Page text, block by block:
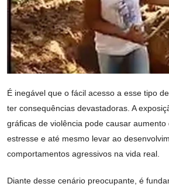
É inegável que o fácil acesso a esse tipo
ter consequências devastadoras. A
gráficas de violência pode causar
estresse e até mesmo levar ao
comportamentos agressivos na vida real.
Diante desse cenário preocupante, é